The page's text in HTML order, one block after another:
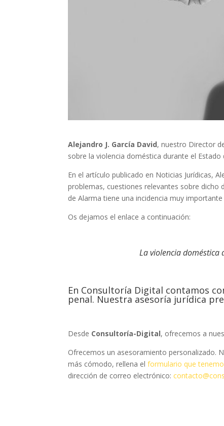
Alejandro J. García David, nuestro Director
sobre la violencia doméstica durante el
En el artículo publicado en Noticias Jurídicas,
problemas, cuestiones relevantes sobre dicho
de Alarma tiene una incidencia muy
Os dejamos el enlace a continuación:
La violencia doméstica
En Consultoría Digital contamos
penal. Nuestra asesoría jurídica
Desde Consultoría-Digital, ofrecemos a
Ofrecemos un asesoramiento personalizado.
más cómodo, rellena elformulario que
dirección de correo electrónico: